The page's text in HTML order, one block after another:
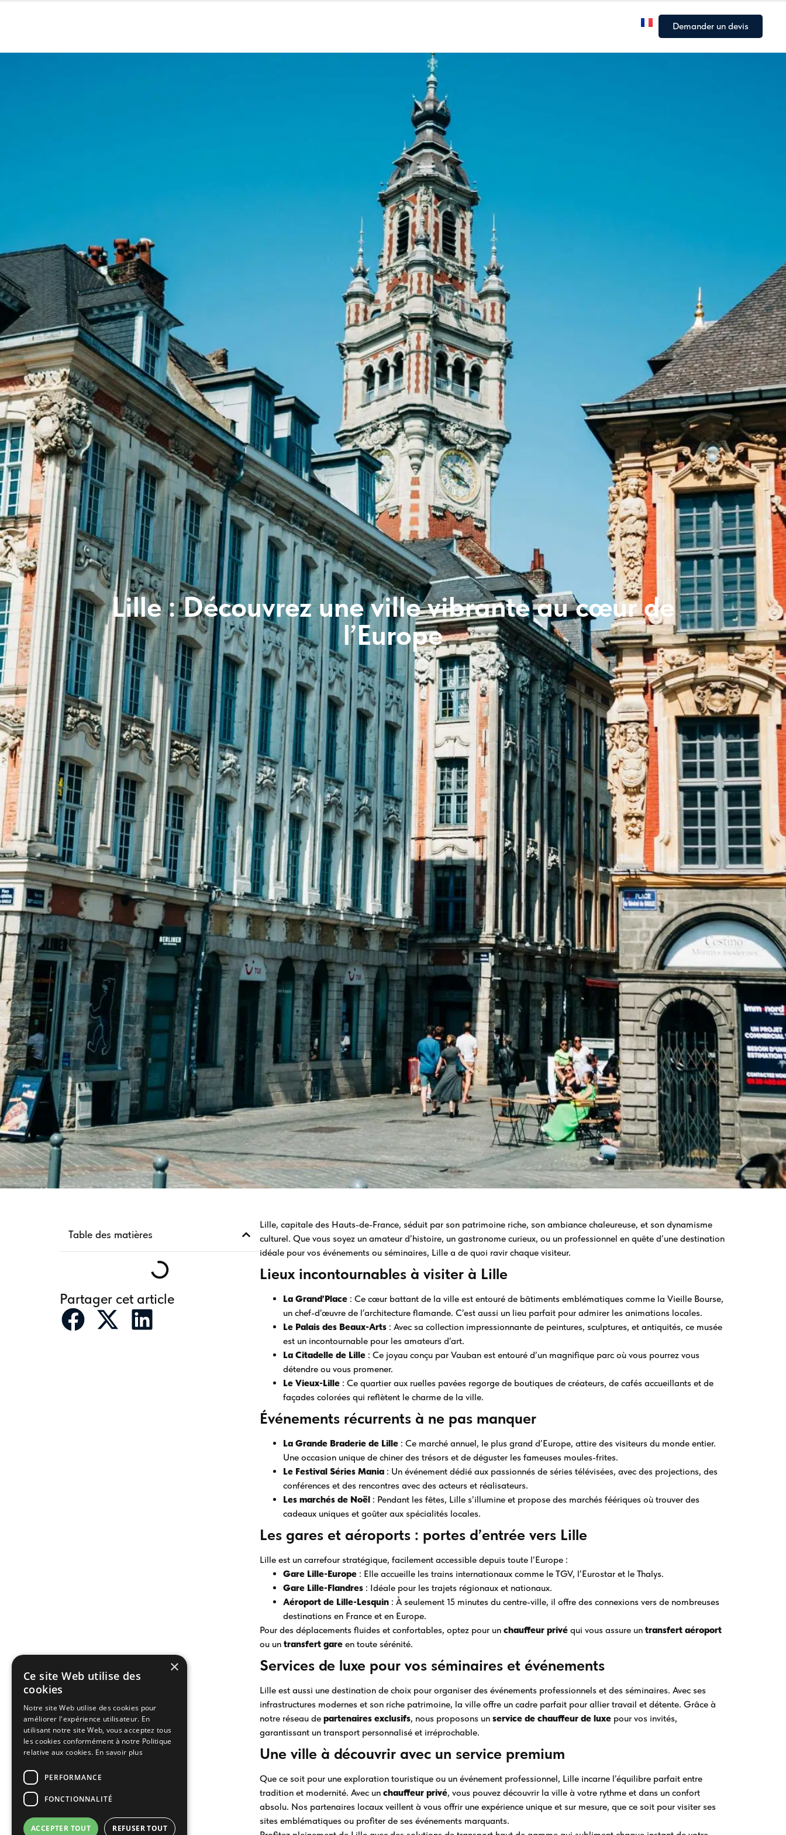
Demander un devis
Lille : Découvrez une ville vibrante au cœur de
l’Europe
Table des matières
Partager cet article
Lille, capitale des Hauts-de-France, séduit par son patrimoine riche, son ambiance chaleureuse, et son dynamisme
culturel. Que vous soyez un amateur d’histoire, un gastronome curieux, ou un professionnel en quête d’une destination
idéale pour vos événements ou séminaires, Lille a de quoi ravir chaque visiteur.
Lieux incontournables à visiter à Lille
La Grand’Place : Ce cœur battant de la ville est entouré de bâtiments emblématiques comme la Vieille Bourse,
un chef-d’œuvre de l’architecture flamande. C’est aussi un lieu parfait pour admirer les animations locales.
Le Palais des Beaux-Arts : Avec sa collection impressionnante de peintures, sculptures, et antiquités, ce musée
est un incontournable pour les amateurs d’art.
La Citadelle de Lille : Ce joyau conçu par Vauban est entouré d’un magnifique parc où vous pourrez vous
détendre ou vous promener.
Le Vieux-Lille : Ce quartier aux ruelles pavées regorge de boutiques de créateurs, de cafés accueillants et de
façades colorées qui reflètent le charme de la ville.
Événements récurrents à ne pas manquer
La Grande Braderie de Lille : Ce marché annuel, le plus grand d’Europe, attire des visiteurs du monde entier.
Une occasion unique de chiner des trésors et de déguster les fameuses moules-frites.
Le Festival Séries Mania : Un événement dédié aux passionnés de séries télévisées, avec des projections, des
conférences et des rencontres avec des acteurs et réalisateurs.
Les marchés de Noël : Pendant les fêtes, Lille s’illumine et propose des marchés féériques où trouver des
cadeaux uniques et goûter aux spécialités locales.
Les gares et aéroports : portes d’entrée vers Lille
Lille est un carrefour stratégique, facilement accessible depuis toute l’Europe :
Gare Lille-Europe : Elle accueille les trains internationaux comme le TGV, l’Eurostar et le Thalys.
Gare Lille-Flandres : Idéale pour les trajets régionaux et nationaux.
Aéroport de Lille-Lesquin : À seulement 15 minutes du centre-ville, il offre des connexions vers de nombreuses
destinations en France et en Europe.
Pour des déplacements fluides et confortables, optez pour un chauffeur privé qui vous assure un transfert aéroport
ou un transfert gare en toute sérénité.
Services de luxe pour vos séminaires et événements
Lille est aussi une destination de choix pour organiser des événements professionnels et des séminaires. Avec ses
infrastructures modernes et son riche patrimoine, la ville offre un cadre parfait pour allier travail et détente. Grâce à
notre réseau de partenaires exclusifs, nous proposons un service de chauffeur de luxe pour vos invités,
garantissant un transport personnalisé et irréprochable.
Une ville à découvrir avec un service premium
Que ce soit pour une exploration touristique ou un événement professionnel, Lille incarne l’équilibre parfait entre
tradition et modernité. Avec un chauffeur privé, vous pouvez découvrir la ville à votre rythme et dans un confort
absolu. Nos partenaires locaux veillent à vous offrir une expérience unique et sur mesure, que ce soit pour visiter ses
sites emblématiques ou profiter de ses événements marquants.
×
Ce site Web utilise des
cookies
Notre site Web utilise des cookies pour
améliorer l'expérience utilisateur. En
utilisant notre site Web, vous acceptez tous
les cookies conformément à notre Politique
relative aux cookies. En savoir plus
PERFORMANCE
FONCTIONNALITÉ
ACCEPTER TOUT REFUSER TOUT